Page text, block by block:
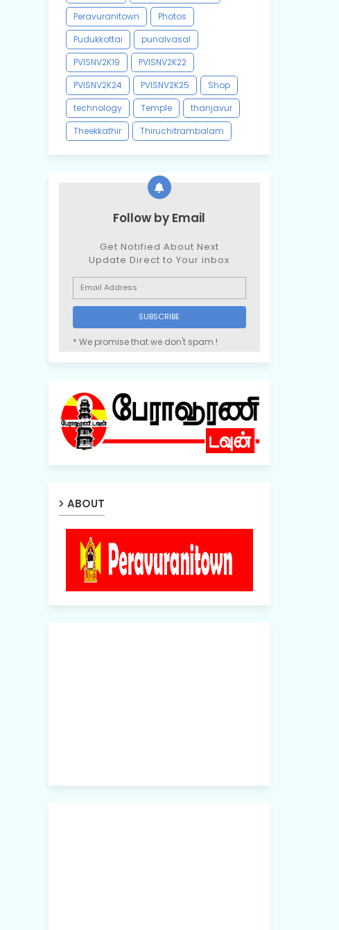
Peravuranitown
Photos
Pudukkottai
punalvasal
PVISNV2K19
PVISNV2K22
PVISNV2K24
PVISNV2K25
Shop
technology
Temple
thanjavur
Theekkathir
Thiruchitrambalam
Follow by Email
Get Notified About Next
Update Direct to Your inbox
* We promise that we don't spam !
ABOUT